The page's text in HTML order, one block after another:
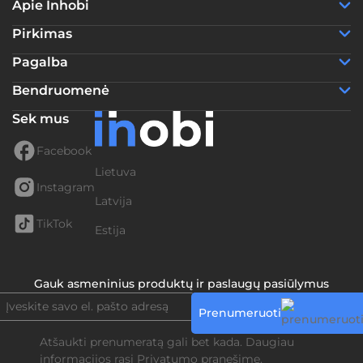
Apie Inhobi
Pirkimas
Pagalba
Bendruomenė
Sek mus
Facebook
Instagram
TikTok
Lietuva
Latvija
Estija
Gauk asmeninius produktų ir paslaugų pasiūlymus
Prenumeruoti
Atšaukti prenumeratą gali bet kada. Daugiau
informacijos rasi Privatumo pranešime.